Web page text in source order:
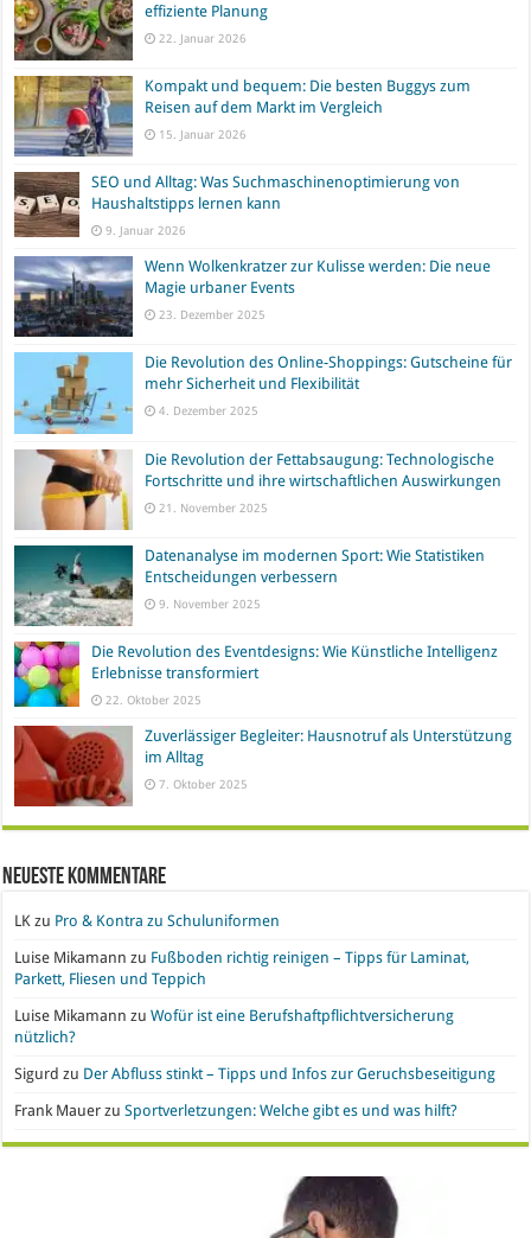
effiziente Planung
22. Januar 2026
Kompakt und bequem: Die besten Buggys zum
Reisen auf dem Markt im Vergleich
15. Januar 2026
SEO und Alltag: Was Suchmaschinenoptimierung von
Haushaltstipps lernen kann
9. Januar 2026
Wenn Wolkenkratzer zur Kulisse werden: Die neue
Magie urbaner Events
23. Dezember 2025
Die Revolution des Online-Shoppings: Gutscheine für
mehr Sicherheit und Flexibilität
4. Dezember 2025
Die Revolution der Fettabsaugung: Technologische
Fortschritte und ihre wirtschaftlichen Auswirkungen
21. November 2025
Datenanalyse im modernen Sport: Wie Statistiken
Entscheidungen verbessern
9. November 2025
Die Revolution des Eventdesigns: Wie Künstliche Intelligenz
Erlebnisse transformiert
22. Oktober 2025
Zuverlässiger Begleiter: Hausnotruf als Unterstützung
im Alltag
7. Oktober 2025
Neueste Kommentare
LK zu Pro & Kontra zu Schuluniformen
Luise Mikamann zu Fußboden richtig reinigen – Tipps für Laminat,
Parkett, Fliesen und Teppich
Luise Mikamann zuWofür ist eine Berufshaftpflichtversicherung
nützlich?
Sigurd zu Der Abfluss stinkt – Tipps und Infos zur Geruchsbeseitigung
Frank Mauer zuSportverletzungen: Welche gibt es und was hilft?